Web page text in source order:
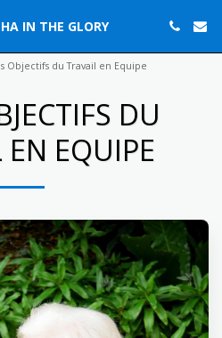
IN THE GLORY
Objectifs du Travail en Equipe
DU
EQUIPE